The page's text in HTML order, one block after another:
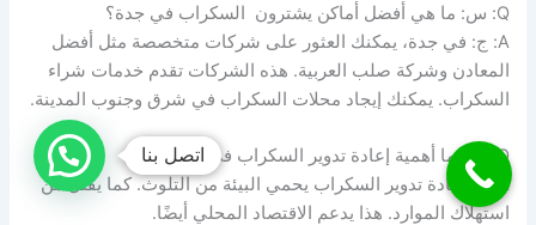
Q: س: ما هي أفضل أماكن يشترون السكراب في جدة؟
A: ج: في جدة، يمكنك العثور على شركات متخصصة مثل أفضل
المعادن وشركة صلب العربية. هذه الشركات تقدم خدمات شراء
السكراب. يمكنك إيجاد محلات السكراب في شرق وجنوب المدينة.
Q: س: ما أهمية إعادة تدوير السكراب في جدة؟
A: ج: إعادة تدوير السكراب يحمي البيئة من التلوث. كما يقلل من
استهلاك الموارد. هذا يدعم الاقتصاد المحلي أيضًا.
اتصل بنا